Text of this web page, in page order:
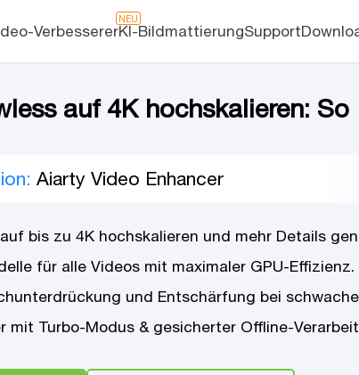
Verbesserer
NEU
KI-BildmattierungSupport
auf 4K hochskalieren: So
Aiarty Video Enhancer
bis zu 4K hochskalieren und mehr Details
für alle Videos mit maximaler GPU-Effizienz.
und Entschärfung bei
mit Turbo-Modus & gesicherter Offline-